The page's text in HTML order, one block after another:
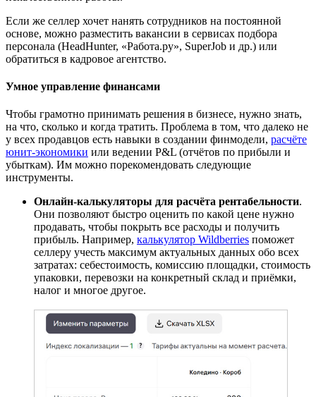
Если же селлер хочет нанять сотрудников на постоянной
основе, можно разместить вакансии в сервисах подбора
персонала (HeadHunter, «Работа.ру», SuperJob и др.) или
обратиться в кадровое агентство.
Умное управление финансами
Чтобы грамотно принимать решения в бизнесе, нужно знать,
на что, сколько и когда тратить. Проблема в том, что далеко не
у всех продавцов есть навыки в создании финмодели, расчёте
юнит-экономики или ведении P&L (отчётов по прибыли и
убыткам). Им можно порекомендовать следующие
инструменты.
Онлайн-калькуляторы для расчёта рентабельности.
Они позволяют быстро оценить по какой цене нужно
продавать, чтобы покрыть все расходы и получить
прибыль. Например, калькулятор Wildberries поможет
селлеру учесть максимум актуальных данных обо всех
затратах: себестоимость, комиссию площадки, стоимость
упаковки, перевозки на конкретный склад и приёмки,
налог и многое другое.